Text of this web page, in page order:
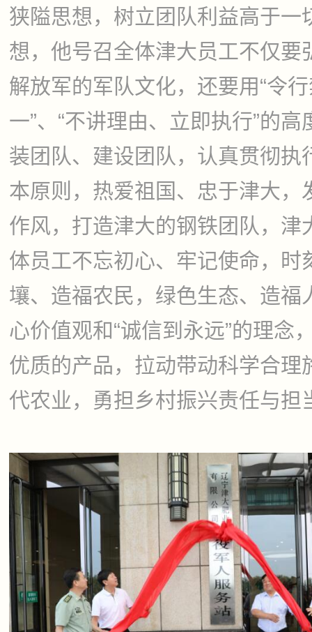
狭隘思想，树立团队利益高于一
想，他号召全体津大员工不仅要
解放军的军队文化，还要用“令
一”、“不讲理由、立即执行”的
装团队、建设团队，认真贯彻执
本原则，热爱祖国、忠于津大，
作风，打造津大的钢铁团队，津
体员工不忘初心、牢记使命，时
壤、造福农民，绿色生态、造福
心价值观和“诚信到永远”的理念
优质的产品，拉动带动科学合理
代农业，勇担乡村振兴责任与担